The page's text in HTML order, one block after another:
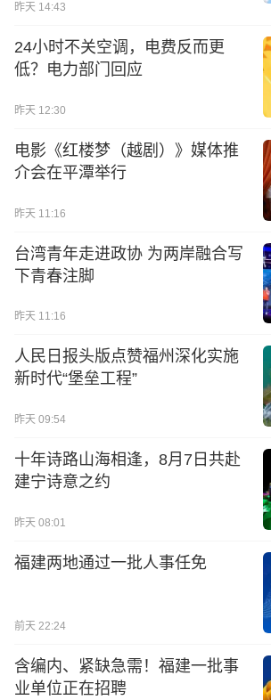
昨天 14:43
24小时不关空调，电费反而更
低？电力部门回应
昨天 12:30
电影《红楼梦（越剧）》媒体推
介会在平潭举行
昨天 11:16
台湾青年走进政协 为两岸融合写
下青春注脚
昨天 11:16
人民日报头版点赞福州深化实施
新时代“堡垒工程”
昨天 09:54
十年诗路山海相逢，8月7日共赴
建宁诗意之约
昨天 08:01
福建两地通过一批人事任免
前天 22:24
含编内、紧缺急需！福建一批事
业单位正在招聘